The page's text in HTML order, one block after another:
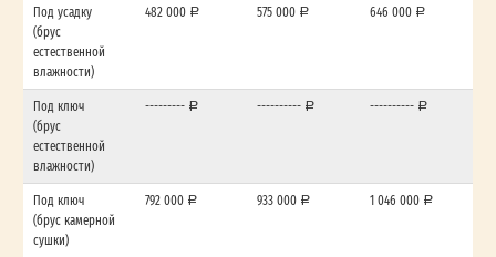
Под усадку
(брус
естественной
влажности)
482 000 575 000 646 000
Под ключ
(брус
естественной
влажности)
--------- ---------- ----------
Под ключ
(брус камерной
сушки)
792 000 933 000 1 046 000